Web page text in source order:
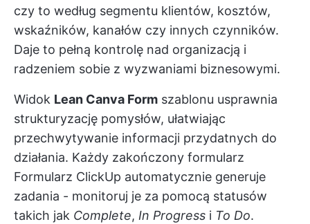
czy to według segmentu klientów, kosztów,
wskaźników, kanałów czy innych czynników.
Daje to pełną kontrolę nad organizacją i
radzeniem sobie z wyzwaniami biznesowymi.
Widok Lean Canva Form szablonu usprawnia
strukturyzację pomysłów, ułatwiając
przechwytywanie informacji przydatnych do
działania. Każdy zakończony formularz
Formularz ClickUp automatycznie generuje
zadania - monitoruj je za pomocą statusów
takich jak Complete, In Progress i To Do.